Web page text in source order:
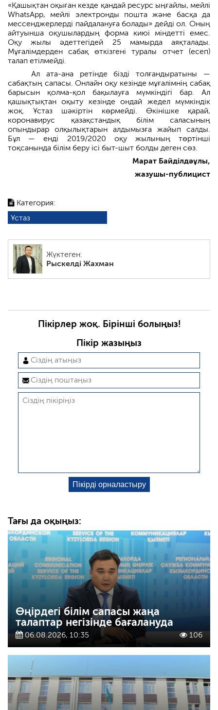
Категория:
Ұстаз
Жүктеген:
Рыскелді Жахман
«Қашықтан оқыған кезде қандай ресурс ыңғайлы, мейлі
WhatsApp, мейлі электронды пошта және басқа да
мессенджерлерді пайдалануға болады» дейді ол. Оның
айтуынша оқушылардың форма киюі міндетті емес.
Оқу жылы әдеттегідей 25 мамырда аяқталады.
Мұғалімдерден сабақ өткізгені туралы отчет (есеп)
талап етілмейді.
Ал ата-ана ретінде бізді толғандыратыны —
сабақтың сапасы. Онлайн оқу кезінде мұғалімнің сабақ
барысын қолма-қол бақылауға мүмкіндігі бар. Ал
қашықтықтан оқыту кезінде ондай жедел мүмкіндік
жоқ. Ұстаз шәкіртін көрмейді. Өкінішке қарай,
коронавирус қазақстандық білім саласының
опындырар олқылықтарын алдымызға жайып салды.
Бұл — енді 2019/2020 оқу жылының төртінші
тоқсанында білім беру ісі быт-шыт болды деген сөз.
Марат Байділдәұлы,
жазушы-публицист
Пікірлер жоқ. Бірінші болыңыз!
Пікір жазыңыз
Тағы да оқыңыз:
Өңірдегі білім сапасы жаңа
талаптар негізінде бағалануда
06.08.2026, 10:35 106